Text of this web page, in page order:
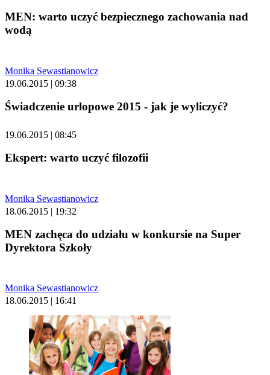
MEN: warto uczyć bezpiecznego zachowania nad
wodą
Monika Sewastianowicz
19.06.2015 | 09:38
Świadczenie urlopowe 2015 - jak je wyliczyć?
19.06.2015 | 08:45
Ekspert: warto uczyć filozofii
Monika Sewastianowicz
18.06.2015 | 19:32
MEN zachęca do udziału w konkursie na Super
Dyrektora Szkoły
Monika Sewastianowicz
18.06.2015 | 16:41